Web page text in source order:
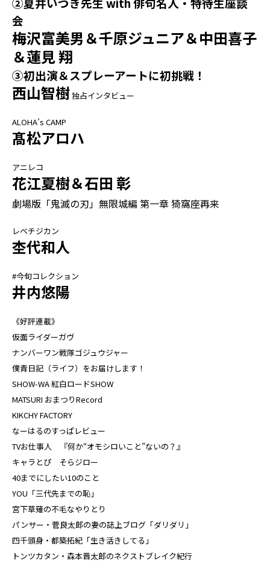
会
梅沢富美男＆千原ジュニア＆中田喜子
＆蓮見 翔
③初出演＆スプレーアートに初挑戦！
西山智樹独占インタビュー
ALOHA’s CAMP
髙松アロハ
アニレコ
花江夏樹＆石田 彰
劇場版「鬼滅の刃」無限城編 第一章 猗窩座再来
レベチジカン
杢代和人
#今旬コレクション
井内悠陽
《好評連載》
仮面ライダーガヴ
ナンバーワン戦隊ゴジュウジャー
僕青日記（ライフ）をお届けします！
SHOW-WA 紅白ロードSHOW
MATSURI おまつりRecord
KIKCHY FACTORY
なーはるのすっぱレビュー
TVお仕事人 『何か“オモシロいこと”ないの？』
キャラとぴ そらジロー
40までにしたい10のこと
YOU「三代先までの恥」
宮下草薙の不毛なやりとり
パンサー・菅良太郎の妻の誌上ブログ「ダリダリ」
四千頭身・都築拓紀「生き活きしてる」
トンツカタン・森本晋太郎のネクストブレイク紀行